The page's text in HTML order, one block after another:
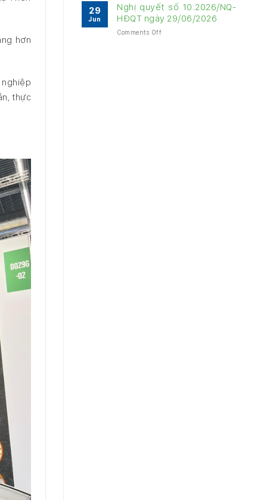
hơn
thực
năm
2026
–
cáo
chính
29
Jun
Nghị quyết số 10.2026/NQ-
HĐQT ngày 29/06/2026
Comments Offon